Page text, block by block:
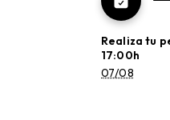
Realiza tu
17:00h
07/08